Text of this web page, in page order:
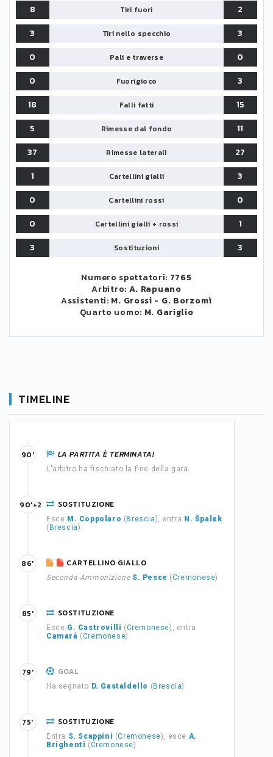
8 Tiri fuori
2
3
Tiri nello specchio
3
0
Pali e traverse
0
0
Fuorigioco
3
18
Falli fatti
15
5
Rimesse dal fondo
11
37
Rimesse laterali
27
1
Cartellini gialli
3
0
Cartellini rossi
0
0
Cartellini gialli + rossi
1
3
Sostituzioni 3
Numero spettatori: 7765
Arbitro: A. Rapuano
Assistenti: M. Grossi - G. Borzomì
Quarto uomo: M. Gariglio
TIMELINE
LA PARTITA È TERMINATA!
L'arbitro ha fischiato la fine della gara.
90'
SOSTITUZIONE
Esce M. Coppolaro ( Brescia), entra N. Špalek
( Brescia)
90'+2
CARTELLINO GIALLO
Seconda Ammonizione S. Pesce (Cremonese)
86'
SOSTITUZIONE
Esce G. Castrovilli (Cremonese), entra
Camará (Cremonese)
85'
GOAL
Ha segnato D. Gastaldello ( Brescia)
79'
SOSTITUZIONE
Entra S. Scappini (Cremonese), esce A.
Brighenti (Cremonese)
75'